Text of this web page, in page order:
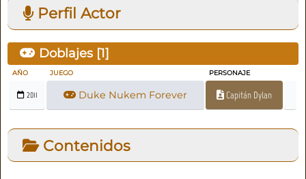
Perfil Actor
Doblajes [1]
AÑO JUEGO PERSONAJE
2011 Duke Nukem Forever Capitán Dylan
Contenidos